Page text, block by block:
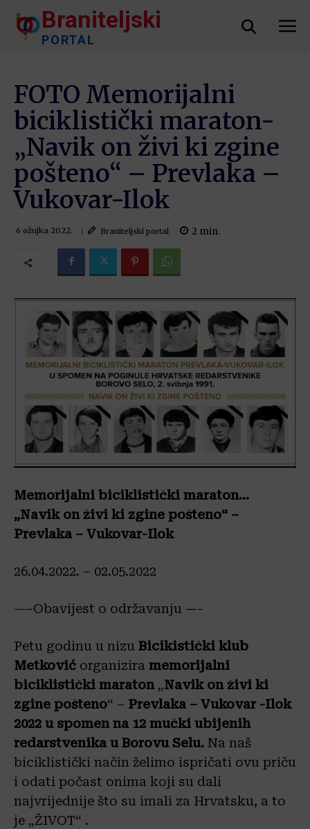
Braniteljski
PORTAL
FOTO Memorijalni
biciklistički maraton-
„Navik on živi ki zgine
pošteno“ – Prevlaka –
Vukovar-Ilok
6 ožujka 2022. Braniteljski portal 2 min.
Memorijalni biciklistički maraton…
„Navik on živi ki zgine pošteno“ –
Prevlaka – Vukovar-Ilok
26.04.2022. – 02.05.2022
—–Obavijest o održavanju —-
Petu godinu u nizu Bicikistički klub
Metković organizira memorijalni
biciklistički maraton „Navik on živi ki
zgine pošteno“ – Prevlaka – Vukovar -Ilok
2022 u spomen na 12 mučki ubijenih
redarstvenika u Borovu Selu. Na naš
biciklistički način želimo ispričati ovu priču
i odati počast onima koji su dali
najvrijednije što su imali za Hrvatsku, a to
je „ŽIVOT“ .